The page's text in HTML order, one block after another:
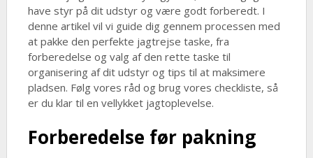
have styr på dit udstyr og være godt forberedt. I
denne artikel vil vi guide dig gennem processen med
at pakke den perfekte jagtrejse taske, fra
forberedelse og valg af den rette taske til
organisering af dit udstyr og tips til at maksimere
pladsen. Følg vores råd og brug vores checkliste, så
er du klar til en vellykket jagtoplevelse.
Forberedelse før pakning